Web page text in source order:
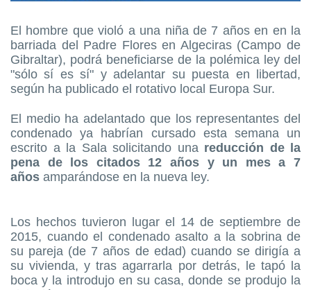
El hombre que violó a una niña de 7 años en en la
barriada del Padre Flores en Algeciras (Campo de
Gibraltar), podrá beneficiarse de la polémica ley del
"sólo sí es sí" y adelantar su puesta en libertad,
según ha publicado el rotativo local Europa Sur.
El medio ha adelantado que los representantes del
condenado ya habrían cursado esta semana un
escrito a la Sala solicitando una reducción de la
pena de los citados 12 años y un mes a 7
años amparándose en la nueva ley.
Los hechos tuvieron lugar el 14 de septiembre de
2015, cuando el condenado asalto a la sobrina de
su pareja (de 7 años de edad) cuando se dirigía a
su vivienda, y tras agarrarla por detrás, le tapó la
boca y la introdujo en su casa, donde se produjo la